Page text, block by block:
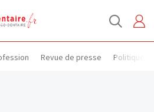
Revue de presse Politique